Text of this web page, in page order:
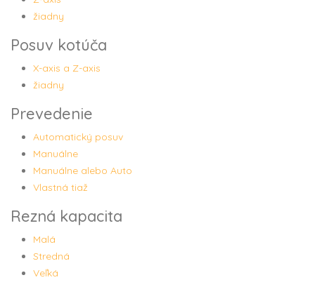
žiadny
Posuv kotúča
X-axis a Z-axis
žiadny
Prevedenie
Automatický posuv
Manuálne
Manuálne alebo Auto
Vlastná tiaž
Rezná kapacita
Malá
Stredná
Veľká